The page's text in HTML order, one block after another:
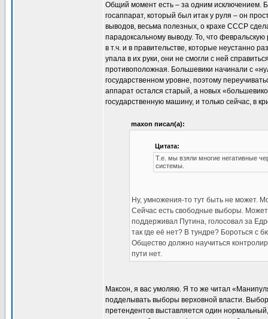
Общий момент есть – за одним исключением.
госаппарат, который был итак у руля – он
выводов, весьма полезных, о крахе СССР
парадоксальному выводу. То, что
в т.ч. и в правительстве, которые неустанно
упала в их руки, они не смогли с ней
противоположная. Большевики начинали с
государственном уровне, поэтому
аппарат остался старый, а новых
государственную машину, и только сейчас, в
maxon писал(а):
Цитата:
Т.е. мы взяли многие негативные
системы.
Ну, умножения-то тут быть не может.
Сейчас есть свободные выборы.
поддерживал Путина, голосовал за
так где её нет? В тундре? Бороться с
Общество должно научиться
пути нет.
Максон, я вас умоляю. Я то же читал
подделывать выборы верховной власти.
претендентов выставляется один